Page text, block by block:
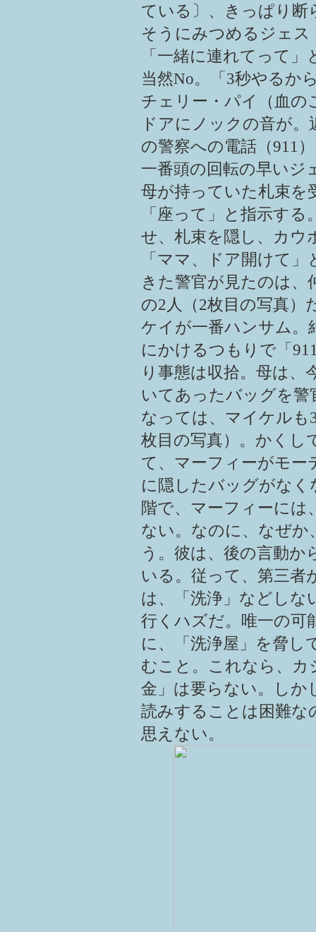
ている〕、きっぱり断
そうにみつめるジェス
「一緒に連れてって
当然No。「3秒やるか
チェリー・パイ（血の
ドアにノックの音が
の警察への電話（911
一番頭の回転の早いジ
母が持っていた札束を
「座って」と指示す
せ、札束を隠し、カウ
「ママ、ドア開けて
きた警官が見たのは、
の2人（2枚目の写真
ケイが一番ハンサム。
にかけるつもりで「
り事態は収拾。母は、
いてあったバッグを
なっては、マイケルも
枚目の写真）。かくし
て、マーフィーがモー
に隠したバッグがな
階で、マーフィーには
ない。なのに、なぜか
う。彼は、後の言動
いる。従って、第三者
は、「洗浄」などしな
行くハズだ。唯一の可
に、「洗浄屋」を脅し
むこと。これなら、
金」は要らない。しか
読みすることは困難な
思えない。